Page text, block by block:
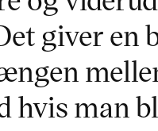
giver en
hvis man